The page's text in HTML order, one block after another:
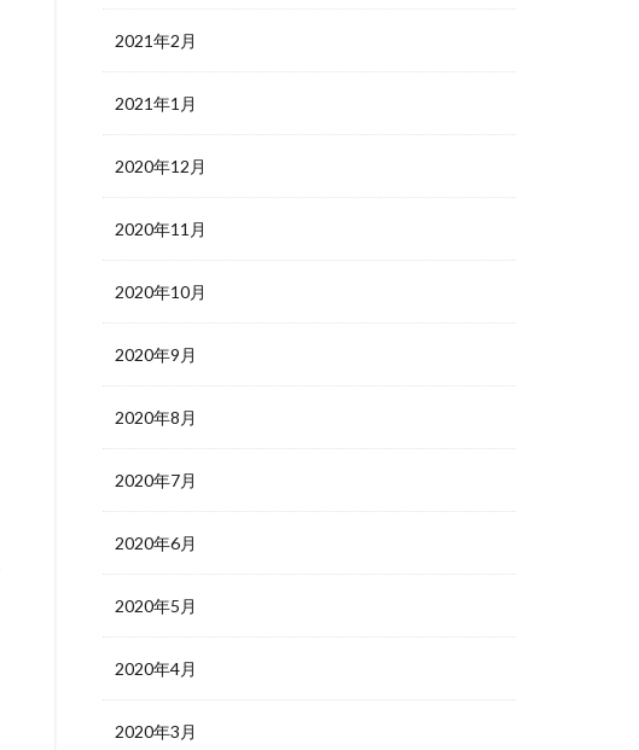
2021年2月
2021年1月
2020年12月
2020年11月
2020年10月
2020年9月
2020年8月
2020年7月
2020年6月
2020年5月
2020年4月
2020年3月